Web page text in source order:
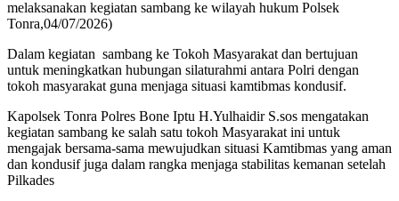
melaksanakan kegiatan sambang ke wilayah hukum Polsek
Tonra,04/07/2026)
Dalam kegiatan sambang ke Tokoh Masyarakat dan bertujuan
untuk meningkatkan hubungan silaturahmi antara Polri dengan
tokoh masyarakat guna menjaga situasi kamtibmas kondusif.
Kapolsek Tonra Polres Bone Iptu H.Yulhaidir S.sos mengatakan
kegiatan sambang ke salah satu tokoh Masyarakat ini untuk
mengajak bersama-sama mewujudkan situasi Kamtibmas yang aman
dan kondusif juga dalam rangka menjaga stabilitas kemanan setelah
Pilkades